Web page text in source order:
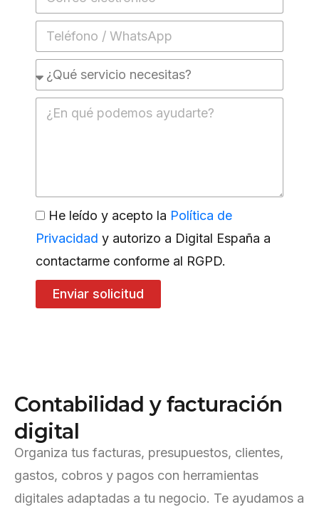
He leído y acepto la Política de
Privacidad y autorizo a Digital España a
contactarme conforme al RGPD.
Enviar solicitud
Contabilidad y facturación
digital
Organiza tus facturas, presupuestos, clientes,
gastos, cobros y pagos con herramientas
digitales adaptadas a tu negocio. Te ayudamos a